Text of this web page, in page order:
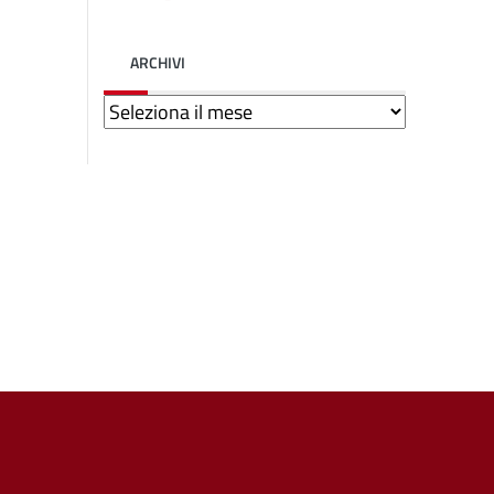
ARCHIVI
Archivi